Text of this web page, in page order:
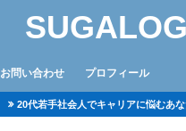
SUGALOG
お問い合わせ プロフィール
20代若手社会人でキャリアに悩むあ